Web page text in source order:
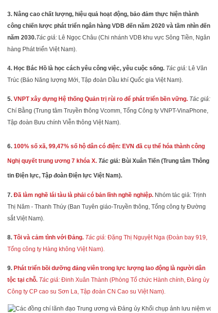
3. Nâng cao chất lượng, hiệu quả hoạt động, bảo đảm thực hiện thành
công chiến lược phát triển ngân hàng VDB đến năm 2020 và tầm nhìn đến
năm 2030.Tác giả: Lê Ngọc Châu (Chi nhánh VDB khu vực Sông Tiền, Ngân
hàng Phát triển Việt Nam).
4. Học Bác Hồ là học cách yêu công việc, yêu cuộc sống. Tác giả: Lê Văn
Trúc (Báo Năng lượng Mới, Tập đoàn Dầu khí Quốc gia Việt Nam).
5. VNPT xây dựng Hệ thống Quản trị rùi ro để phát triển bền vững. Tác giả:
Chí Bằng (Trung tâm Truyền thông Vcomm, Tổng Công ty VNPT-VinaPhone,
Tập đoàn Bưu chính Viễn thông Việt Nam).
6. 100% số xã, 99,47% số hộ dân có điện: EVN đã cụ thể hóa thành công
Nghị quyết trung ương 7 khóa X. Tác giả: Bùi Xuân Tiến (Trung tâm Thông
tin Điện lực, Tập đoàn Điện lực Việt Nam).
7. Đã làm nghề lái tàu là phải có bản lĩnh nghề nghiệp. Nhóm tác giả: Trịnh
Thị Năm - Thanh Thúy (Ban Tuyên giáo-Truyền thông, Tổng công ty Đường
sắt Việt Nam).
8. Tôi và cảm tình với Đảng. Tác giả: Đặng Thị Nguyệt Nga (Đoàn bay 919,
Tổng công ty Hàng không Việt Nam).
9. Phát triển bồi dưỡng đảng viên trong lực lượng lao động là người dân
tộc tại chỗ. Tác giả: Đinh Xuân Thành (Phòng Tổ chức Hành chính, Đảng ủy
Công ty CP cao su Sơn La, Tập đoàn CN Cao su Việt Nam).